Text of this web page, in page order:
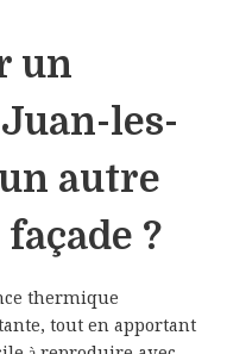
un
les-
autre
?
thermique
tout en apportant